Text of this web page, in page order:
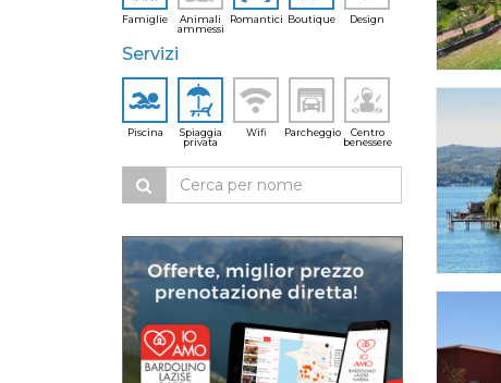
Famiglie
Animali
ammessi
Romantici Boutique Design
Servizi
Piscina
Spiaggia
privata
Wifi Parcheggio
Centro
benessere